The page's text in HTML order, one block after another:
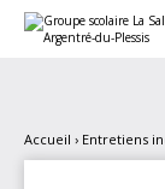
contenu.
personnels
Accueil › Entretiens